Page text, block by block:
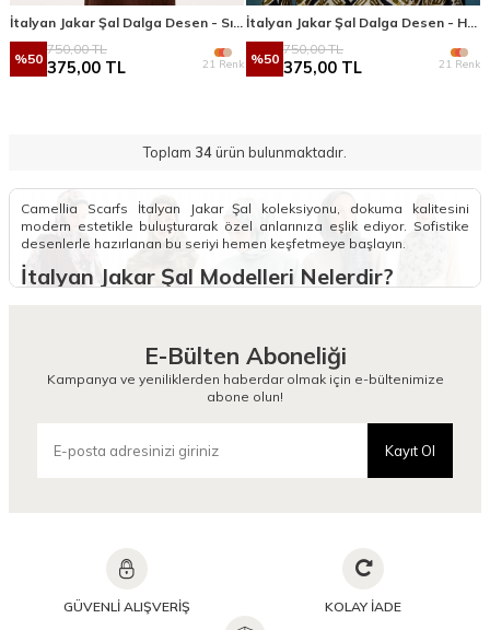
%50
750,00TL
375,00 TL 21 Renk %50
750,00TL
375,00 TL 21 Renk
Toplam 34ürün bulunmaktadır.
Camellia Scarfs İtalyan Jakar Şal koleksiyonu, dokuma kalitesini
modern estetikle buluşturarak özel anlarınıza eşlik ediyor. Sofistike
desenlerle hazırlanan bu seriyi hemen keşfetmeye başlayın.
İtalyan Jakar Şal Modelleri Nelerdir?
özel dokuma tekniği, şalların yüzeyinde zarif ve derinlikli bir görünüm
oluşturarak her türlü kıyafetle uyum sağlar. Şık İtalyan Jakar Şal
modelleri, ipeksi yumuşaklığı ve tok duruşu sayesinde hem günlük
kullanımda hem de davetlerde stilinizi bir adım öne çıkarır.
olmayı hedefler.
Kullanım kolaylığı sağlayan kaymayan İtalyan Jakar Şal çeşitleri,
işlendiği bu seri, hafif yapısıyla ağırlık yapmadan şıklığınızı korumanıza
yardımcı olur. Aradığınız her renkte ve desende sunulan alternatifler
arasından kendinize en uygun olanı seçerek stilinizi dilediğiniz zaman
güncelleyebilir ve markamızın teknik dokuma kalitesini her an
E-Bülten Aboneliği
Kampanya ve yeniliklerden haberdar olmak için e-bültenimize
abone olun!
Kayıt Ol
GÜVENLİ ALIŞVERİŞ KOLAY İADE